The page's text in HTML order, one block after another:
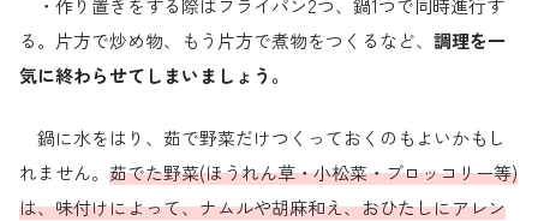
・作り置きをする際はフライパン2つ、鍋1つで同時進行す
る。片方で炒め物、もう片方で煮物をつくるなど、 調理を一
気に終わらせてしまいましょう。
鍋に水をはり、茹で野菜だけつくっておくのもよいかもし
れません。 茹でた野菜(ほうれん草・小松菜・ブロッコリー等)
は、味付けによって、ナムルや胡麻和え、おひたしにアレン